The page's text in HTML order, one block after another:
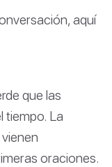
aquí
que las
tiempo. La
oraciones.